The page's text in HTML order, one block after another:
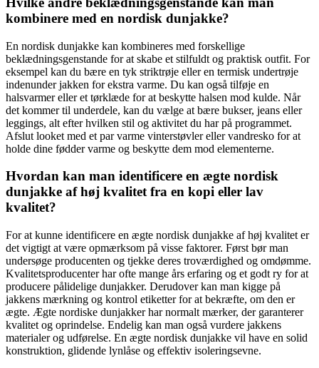
kombinere med en nordisk dunjakke?
En nordisk dunjakke kan kombineres med forskellige
beklædningsgenstande for at skabe et stilfuldt og praktisk outfit. For
eksempel kan du bære en tyk striktrøje eller en termisk undertrøje
indenunder jakken for ekstra varme. Du kan også tilføje en
halsvarmer eller et tørklæde for at beskytte halsen mod kulde. Når
det kommer til underdele, kan du vælge at bære bukser, jeans eller
leggings, alt efter hvilken stil og aktivitet du har på programmet.
Afslut looket med et par varme vinterstøvler eller vandresko for at
holde dine fødder varme og beskytte dem mod elementerne.
Hvordan kan man identificere en ægte nordisk
dunjakke af høj kvalitet fra en kopi eller lav
kvalitet?
For at kunne identificere en ægte nordisk dunjakke af høj kvalitet er
det vigtigt at være opmærksom på visse faktorer. Først bør man
undersøge producenten og tjekke deres troværdighed og omdømme.
Kvalitetsproducenter har ofte mange års erfaring og et godt ry for at
producere pålidelige dunjakker. Derudover kan man kigge på
jakkens mærkning og kontrol etiketter for at bekræfte, om den er
ægte. Ægte nordiske dunjakker har normalt mærker, der garanterer
kvalitet og oprindelse. Endelig kan man også vurdere jakkens
materialer og udførelse. En ægte nordisk dunjakke vil have en solid
konstruktion, glidende lynlåse og effektiv isoleringsevne.